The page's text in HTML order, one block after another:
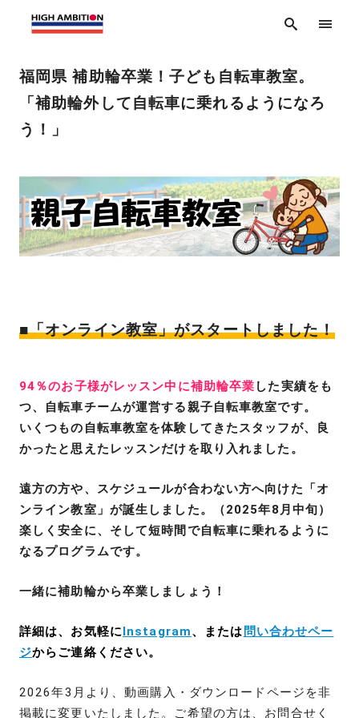
福岡県 補助輪卒業！子ども自転車教室。
「補助輪外して自転車に乗れるようになろ
う！」
■「オンライン教室」がスタートしました！
94％のお子様がレッスン中に補助輪卒業 した実績をも
つ、自転車チームが運営する親子自転車教室です。
いくつもの自転車教室を体験してきたスタッフが、良
かったと思えたレッスンだけを取り入れました。
遠方の方や、スケジュールが合わない方へ向けた「オ
ンライン教室」が誕生しました。（2025年8月中旬）
楽しく安全に、そして短時間で自転車に乗れるように
なるプログラムです。
一緒に補助輪から卒業しましょう！
詳細は、お気軽にInstagram、または 問い合わせペー
ジからご連絡ください。
2026年3月より、動画購入・ダウンロードページを非
掲載に変更いたしました。ご希望の方は、お問合せく